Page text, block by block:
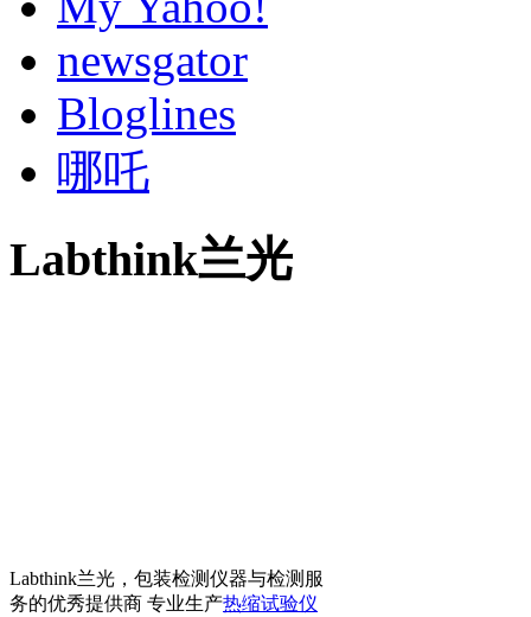
newsgator
Bloglines
哪吒
Labthink兰光
Labthink兰光，包装检测仪器与检测服
务的优秀提供商 专业生产热缩试验仪